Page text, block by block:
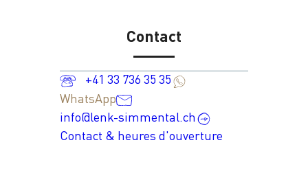
Contact
+41 33 736 35 35
WhatsApp
info@lenk-simmental.ch
Contact & heures d'ouverture